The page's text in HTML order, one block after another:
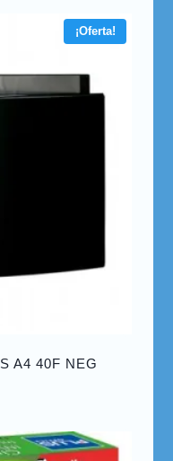
¡Oferta!
A4 40F NEG